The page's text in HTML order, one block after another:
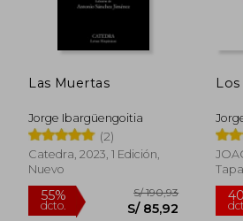
Las Muertas
Jorge Ibargüengoitia
(2)
Catedra, 2023, 1 Edición,
Nuevo